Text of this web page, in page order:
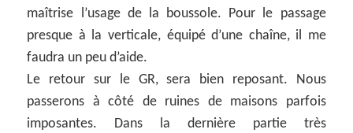
maîtrise l’usage de la boussole. Pour le passage
presque à la verticale, équipé d’une chaîne, il me
faudra un peu d’aide.
Le retour sur le GR, sera bien reposant. Nous
passerons à côté de ruines de maisons parfois
imposantes. Dans la dernière partie très